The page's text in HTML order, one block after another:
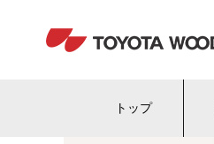
トップ